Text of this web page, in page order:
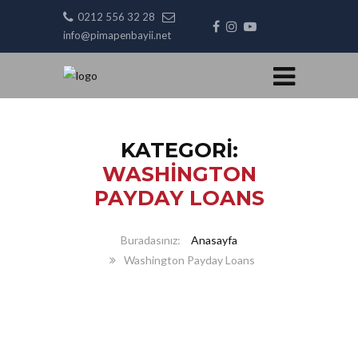
0212 556 32 28
info@pimapenbayii.net
KATEGORI:
WASHINGTON
PAYDAY LOANS
Anasayfa
Washington Payday Loans